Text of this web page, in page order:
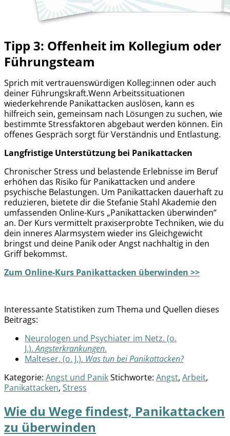
Tipp 3: Offenheit im Kollegium oder
Führungsteam
Sprich mit vertrauenswürdigen Kolleg:innen oder auch
deiner Führungskraft.Wenn Arbeitssituationen
wiederkehrende Panikattacken auslösen, kann es
hilfreich sein, gemeinsam nach Lösungen zu suchen, wie
bestimmte Stressfaktoren abgebaut werden können. Ein
offenes Gespräch sorgt für Verständnis und Entlastung.
Langfristige Unterstützung bei Panikattacken
Chronischer Stress und belastende Erlebnisse im Beruf
erhöhen das Risiko für Panikattacken und andere
psychische Belastungen. Um Panikattacken dauerhaft zu
reduzieren, bietete dir die Stefanie Stahl Akademie den
umfassenden Online-Kurs „Panikattacken überwinden”
an. Der Kurs vermittelt praxiserprobte Techniken, wie du
dein inneres Alarmsystem wieder ins Gleichgewicht
bringst und deine Panik oder Angst nachhaltig in den
Griff bekommst.
Zum Online-Kurs Panikattacken überwinden >>
Interessante Statistiken zum Thema und Quellen dieses
Beitrags:
Neurologen und Psychiater im Netz. (o.
J.).Angsterkrankungen.
Malteser. (o. J.). Was tun bei Panikattacken?
Kategorie: Angst und PanikStichworte: Angst, Arbeit,
Panikattacken, Stress
Wie du Wege findest, Panikattacken
zu überwinden